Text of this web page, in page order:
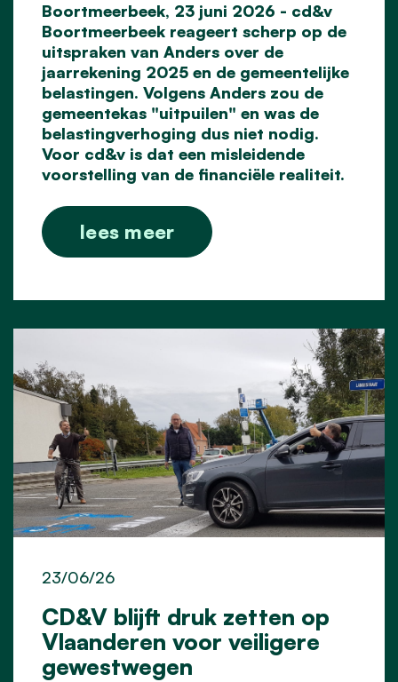
Boortmeerbeek, 23 juni 2026 - cd&v
Boortmeerbeek reageert scherp op de
uitspraken van Anders over de
jaarrekening 2025 en de gemeentelijke
belastingen. Volgens Anders zou de
gemeentekas "uitpuilen" en was de
belastingverhoging dus niet nodig.
Voor cd&v is dat een misleidende
voorstelling van de financiële realiteit.
lees meer
CD&V blijft druk zetten op
Vlaanderen voor veiligere
gewestwegen
23/06/26